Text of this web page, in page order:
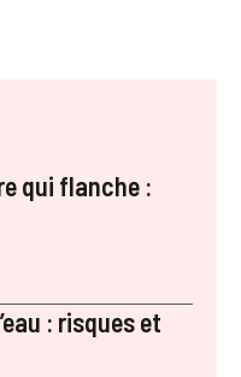
qui flanche :
: risques et